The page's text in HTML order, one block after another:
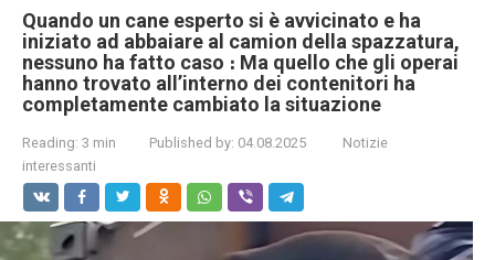
Quando un cane esperto si è avvicinato e ha
iniziato ad abbaiare al camion della spazzatura,
nessuno ha fatto caso ։ Ma quello che gli operai
hanno trovato all’interno dei contenitori ha
completamente cambiato la situazione
Reading: 3 min Published by: 04.08.2025
Notizie
interessanti